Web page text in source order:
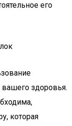
его
здоровья.
которая